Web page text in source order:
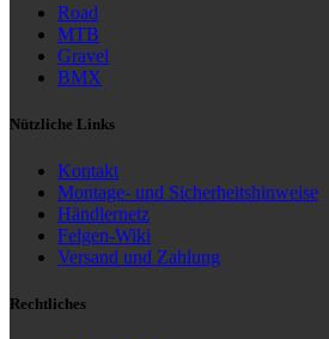
Road
MTB
Gravel
BMX
Nützliche Links
Kontakt
Montage- und Sicherheitshinweise
Händlernetz
Felgen-Wiki
Versand und Zahlung
Rechtliches